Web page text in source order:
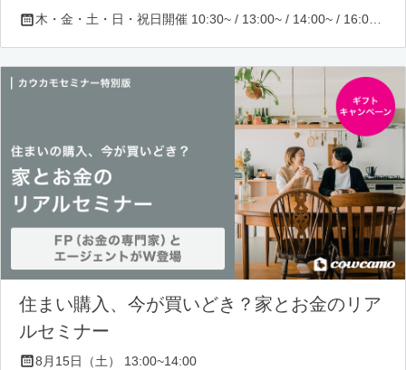
木・金・土・日・祝日開催 10:30~ / 13:00~ / 14:00~ / 16:00~ / 17:00~/ 18:30~/ 19:30~
住まい購入、今が買いどき？家とお金のリア
ルセミナー
8月15日（土） 13:00~14:00